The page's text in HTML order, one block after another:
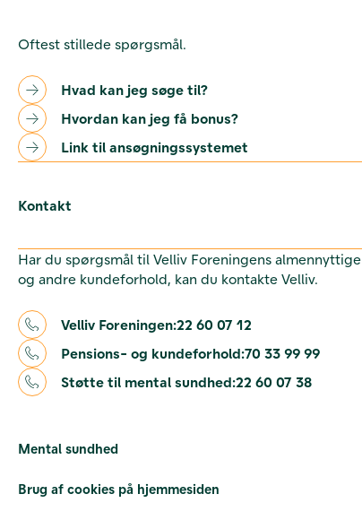
Oftest stillede spørgsmål.
Hvad kan jeg søge til?
Hvordan kan jeg få bonus?
Link til ansøgningssystemet
Kontakt
Har du spørgsmål til Velliv Foreningens
og andre kundeforhold, kan du kontakte Velliv.
Velliv Foreningen:22 60 07 12
Pensions- og kundeforhold:70 33 99 99
Støtte til mental sundhed:22 60 07 38
Mental sundhed
Brug af cookies på hjemmesiden